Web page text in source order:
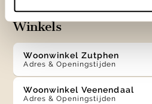
Winkels
Woonwinkel Zutphen
Adres & Openingstijden
Woonwinkel Veenendaal
Adres & Openingstijden